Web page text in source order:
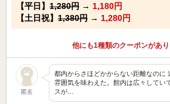
【平日】 1,280円 → 1,180円
【土日祝】 1,380円 → 1,280円
他にも1種類のクーポンがあ
匿名
都内からさほどかからない距離なのに
雰囲気を味わえた。館内は広々してい
スが…